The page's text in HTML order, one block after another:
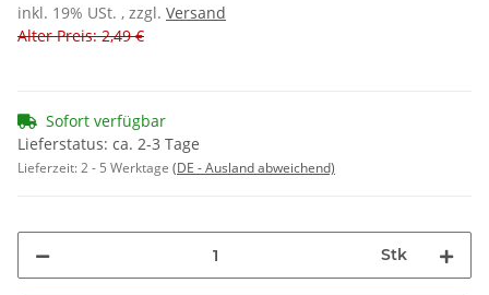
inkl. 19% USt. , zzgl. Versand
Alter Preis: 2,49 €
Sofort verfügbar
Lieferstatus: ca. 2-3 Tage
Lieferzeit:2 - 5 Werktage (DE - Ausland abweichend)
Stk